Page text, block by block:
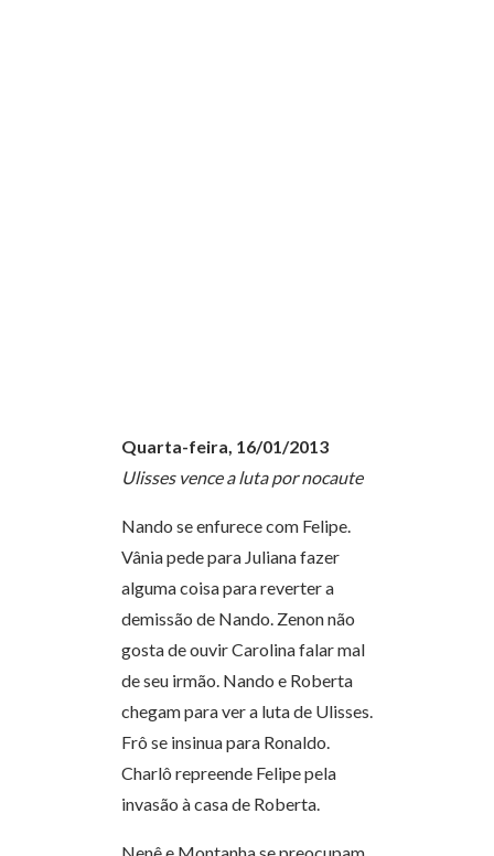
Quarta-feira, 16/01/2013
Ulisses vence a luta por nocaute
Nando se enfurece com Felipe.
Vânia pede para Juliana fazer
alguma coisa para reverter a
demissão de Nando. Zenon não
gosta de ouvir Carolina falar mal
de seu irmão. Nando e Roberta
chegam para ver a luta de Ulisses.
Frô se insinua para Ronaldo.
Charlô repreende Felipe pela
invasão à casa de Roberta.